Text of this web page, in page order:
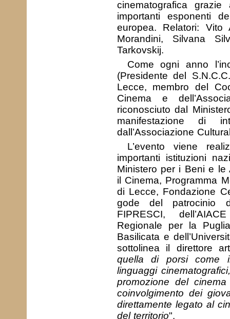
cinematografica
importanti esponenti
europea. Relatori: Vito
Morandini, Silvana
Tarkovskij.
Come ogni anno
(Presidente del
Lecce, membro del
Cinema e
riconosciuto dal
manifestazione di
dall’Associazione
L’evento viene
importanti istituzioni
Ministero per i Beni e le
il Cinema, Programma
di Lecce, Fondazione
gode del patrocinio
FIPRESCI,
Regionale per la
Basilicata e
sottolinea il direttore
quella di porsi come
linguaggi
promozione del
coinvolgimento dei
direttamente legato al
del territorio".